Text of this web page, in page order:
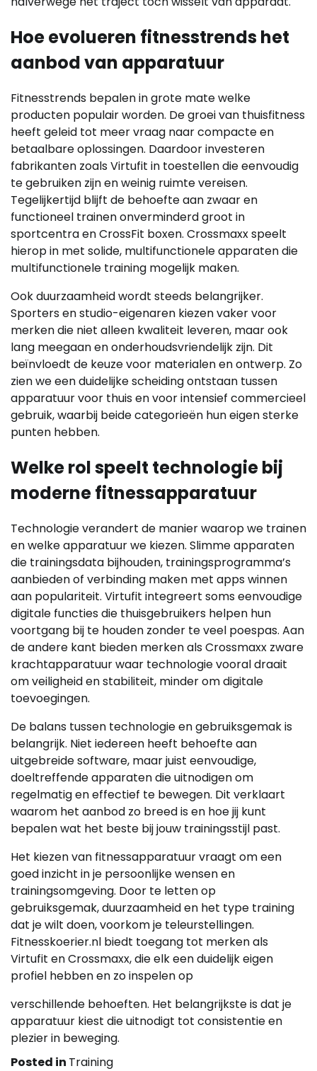
Hoe evolueren fitnesstrends het
aanbod van apparatuur
Fitnesstrends bepalen in grote mate welke
producten populair worden. De groei van thuisfitness
heeft geleid tot meer vraag naar compacte en
betaalbare oplossingen. Daardoor investeren
fabrikanten zoals Virtufit in toestellen die eenvoudig
te gebruiken zijn en weinig ruimte vereisen.
Tegelijkertijd blijft de behoefte aan zwaar en
functioneel trainen onverminderd groot in
sportcentra en CrossFit boxen. Crossmaxx speelt
hierop in met solide, multifunctionele apparaten die
multifunctionele training mogelijk maken.
Ook duurzaamheid wordt steeds belangrijker.
Sporters en studio-eigenaren kiezen vaker voor
merken die niet alleen kwaliteit leveren, maar ook
lang meegaan en onderhoudsvriendelijk zijn. Dit
beïnvloedt de keuze voor materialen en ontwerp. Zo
zien we een duidelijke scheiding ontstaan tussen
apparatuur voor thuis en voor intensief commercieel
gebruik, waarbij beide categorieën hun eigen sterke
punten hebben.
Welke rol speelt technologie bij
moderne fitnessapparatuur
Technologie verandert de manier waarop we trainen
en welke apparatuur we kiezen. Slimme apparaten
die trainingsdata bijhouden, trainingsprogramma’s
aanbieden of verbinding maken met apps winnen
aan populariteit. Virtufit integreert soms eenvoudige
digitale functies die thuisgebruikers helpen hun
voortgang bij te houden zonder te veel poespas. Aan
de andere kant bieden merken als Crossmaxx zware
krachtapparatuur waar technologie vooral draait
om veiligheid en stabiliteit, minder om digitale
toevoegingen.
De balans tussen technologie en gebruiksgemak is
belangrijk. Niet iedereen heeft behoefte aan
uitgebreide software, maar juist eenvoudige,
doeltreffende apparaten die uitnodigen om
regelmatig en effectief te bewegen. Dit verklaart
waarom het aanbod zo breed is en hoe jij kunt
bepalen wat het beste bij jouw trainingsstijl past.
Het kiezen van fitnessapparatuur vraagt om een
goed inzicht in je persoonlijke wensen en
trainingsomgeving. Door te letten op
gebruiksgemak, duurzaamheid en het type training
dat je wilt doen, voorkom je teleurstellingen.
Fitnesskoerier.nl biedt toegang tot merken als
Virtufit en Crossmaxx, die elk een duidelijk eigen
profiel hebben en zo inspelen op
verschillende behoeften. Het belangrijkste is dat je
apparatuur kiest die uitnodigt tot consistentie en
plezier in beweging.
Posted in Training